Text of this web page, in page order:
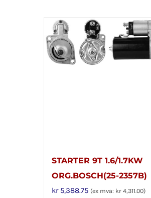
STARTER 9T 1.6/1.7KW
ORG.BOSCH(25-2357B)
kr5,388.75 (ex mva: kr 4,311.00)